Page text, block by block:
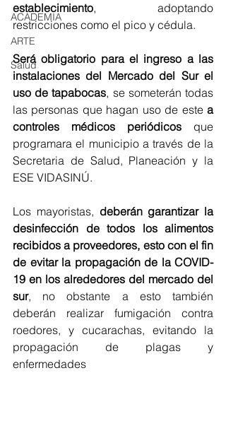
ACADEMIA
ARTE
Salud
establecimiento, adoptando
restricciones como el pico y cédula.
Será obligatorio para el ingreso a las
instalaciones del Mercado del Sur el
uso de tapabocas, se someterán todas
las personas que hagan uso de este a
controles médicos periódicos que
programara el municipio a través de la
Secretaria de Salud, Planeación y la
ESE VIDASINÚ.
Los mayoristas, deberán garantizar la
desinfección de todos los alimentos
recibidos a proveedores, esto con el fin
de evitar la propagación de la COVID-
19 en los alrededores del mercado del
sur, no obstante a esto también
deberán realizar fumigación contra
roedores, y cucarachas, evitando la
propagación de plagas y
enfermedades